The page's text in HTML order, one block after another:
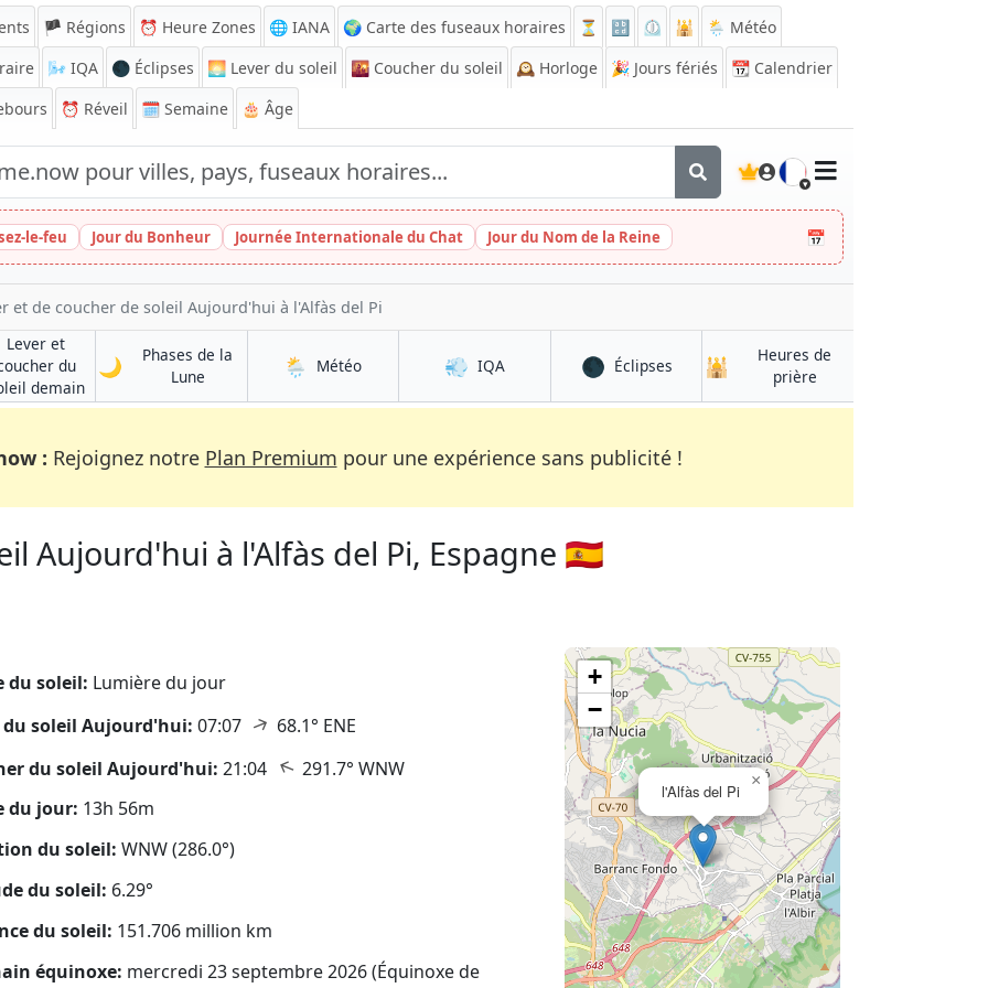
🏴 Régions ⏰ Heure Zones 🌐 IANA 🌍 Carte des fuseaux horaires ⏳ 🔡 ⏲️ 🕌
🌦️ Météo
🌬️ IQA 🌑 Éclipses 🌅 Lever du soleil 🌇 Coucher du soleil 🕰️ Horloge 🎉 Jours fériés 📆 Calendrier
⏰ Réveil 🗓️ Semaine 🎂 Âge
🇫🇷
le-feu Jour du Bonheur Journée Internationale du Chat Jour du Nom de la Reine 📅
et de coucher de soleil Aujourd'hui à l'Alfàs del Pi
Lever et
du
demainà l'Alfàs del Pi
🌙
Phases de la
Luneà l'Alfàs del Pi
🌦️ Météoà l'Alfàs del Pi
💨 IQAà l'Alfàs del Pi
🌑 Éclipsesà l'Alfàs del Pi
🕌
Heures de
prièreà l'Alfàs del Pi
: Rejoignez notre Plan Premium pour une expérience sans publicité !
Aujourd'hui à l'Alfàs del Pi, Espagne 🇪🇸
du soleil: Lumière du jour
du soleil Aujourd'hui: 07:07 ↑ 68.1° ENE
du soleil Aujourd'hui: 21:04 ↑ 291.7° WNW
du jour: 13h 56m
du soleil: WNW (286.0°)
du soleil: 6.29°
du soleil: 151.706 million km
équinoxe: mercredi 23 septembre 2026 (Équinoxe de
l'Alfàs del Pi
×
+
−